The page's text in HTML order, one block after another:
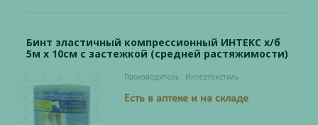
Бинт эластичный компрессионный ИНТЕКС х/б
5м х 10см с застежкой (средней растяжимости)
Производитель: Интертекстиль
Есть в аптеке и на складе